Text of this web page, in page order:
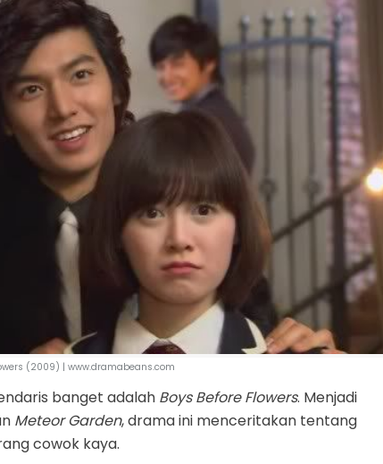
(2009) | www.dramabeans.com
banget adalah Boys Before Flowers. Menjadi
Meteor Garden, drama ini menceritakan tentang
cowok kaya.